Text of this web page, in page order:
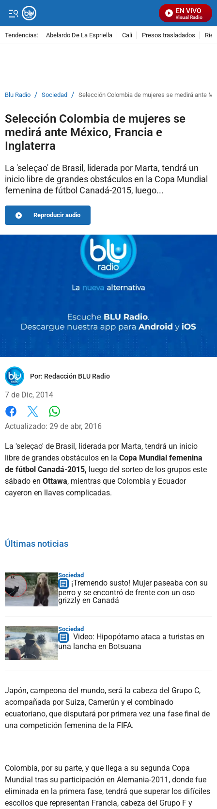
EN VIVO
Señal Visual Radio
Tendencias: Abelardo De La Espriella Cali Presos trasladados
Blu Radio / Sociedad / Selección Colombia de mujeres se medirá ante
Selección Colombia de mujeres se
medirá ante México, Francia e
Inglaterra
La 'seleçao' de Brasil, liderada por Marta, tendrá un
inicio libre de grandes obstáculos en la Copa Mundial
femenina de fútbol Canadá-2015, luego...
Reproducir audio
Por: Redacción BLU Radio
7 de Dic, 2014
Facebook
X
Actualizado: 29 de abr, 2016
La 'seleçao' de Brasil, liderada por Marta, tendrá un inicio
libre de grandes obstáculos en la Copa Mundial femenina
de fútbol Canadá-2015, luego del sorteo de los grupos este
sábado en Ottawa, mientras que Colombia y Ecuador
cayeron en llaves complicadas.
Últimas noticias
Sociedad
¡Tremendo susto! Mujer paseaba con su
perro y se encontró de frente con un oso
grizzly en Canadá
Sociedad
Video: Hipopótamo ataca a turistas en
una lancha en Botsuana
Japón, campeona del mundo, será la cabeza del Grupo C,
acompañada por Suiza, Camerún y el combinado
ecuatoriano, que disputará por primera vez una fase final de
una competición femenina de la FIFA.
Colombia, por su parte, y que llega a su segunda Copa
Mundial tras su participación en Alemania-2011, donde fue
eliminada en la primera fase, tendrá que superar los difíciles
escollos que representan Francia, cabeza del Grupo F y